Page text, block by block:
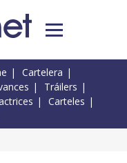
Cartelera
Tráilers
Carteles